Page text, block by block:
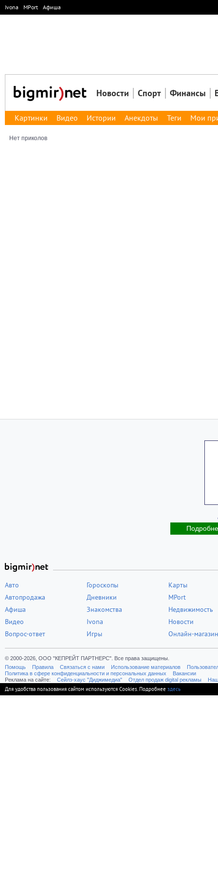
Ivona MPort Афиша
Новости Спорт Финансы
Картинки Видео Истории Анекдоты Теги Мои
Нет приколов
Авто
Автопродажа
Афиша
Видео
Вопрос-ответ
Гороскопы
Дневники
Знакомства
Ivona
Игры
Карты
MPort
Недвижимость
Новости
Онлайн-магазин
© 2000-2026, ООО "КЕПРЕЙТ ПАРТНЕРС". Все права защищены.
Помощь
Правила Связаться с нами Использование материалов
Политика в сфере конфиденциальности и персональных данных
Вакансии
Реклама на сайте:
Cейлз-хаус "Диджимедиа" Отдел продаж digital рекламы
Для удобства пользования сайтом используются Cookies. Подробнее здесь